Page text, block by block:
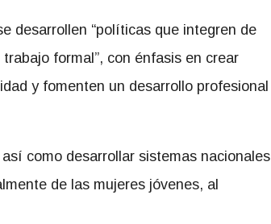
desarrollen “políticas que integren de
formal”, con énfasis en crear
y fomenten un desarrollo profesional
como desarrollar sistemas nacionales
de las mujeres jóvenes, al